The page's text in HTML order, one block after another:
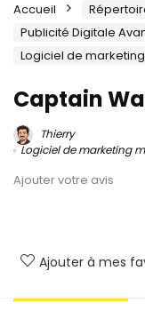
Accueil
Publicité Digitale
Logiciel de
Captain
Thierry
Logiciel de marketing
Ajouter votre avis
Ajouter à mes